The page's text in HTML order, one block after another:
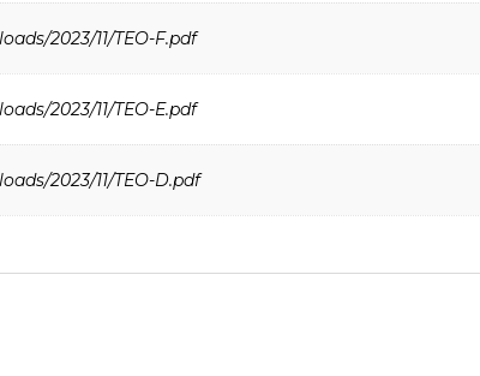
2023/11/TEO-F.pdf
2023/11/TEO-E.pdf
2023/11/TEO-D.pdf